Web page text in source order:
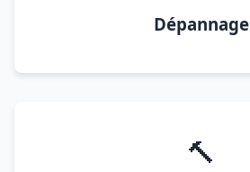
Dépannage
🔨